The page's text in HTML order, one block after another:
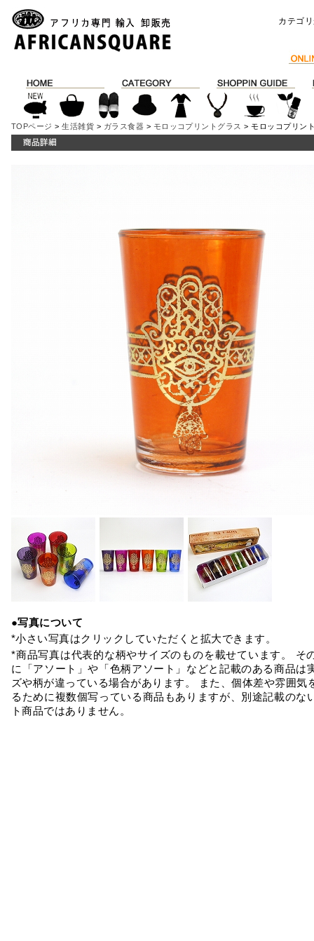
カテゴ
TOPページ >生活雑貨 > ガラス食器 > モロッコプリントグラス > モロッコプリン
●写真について
*小さい写真はクリックしていただくと拡大できます。
*商品写真は代表的な柄やサイズのものを載せています。 そ
に「アソート」や「色柄アソート」などと記載のある商品は
ズや柄が違っている場合があります。 また、個体差や雰囲気
るために複数個写っている商品もありますが、別途記載のな
ト商品ではありません。